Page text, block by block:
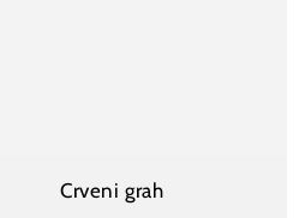
Crveni grah